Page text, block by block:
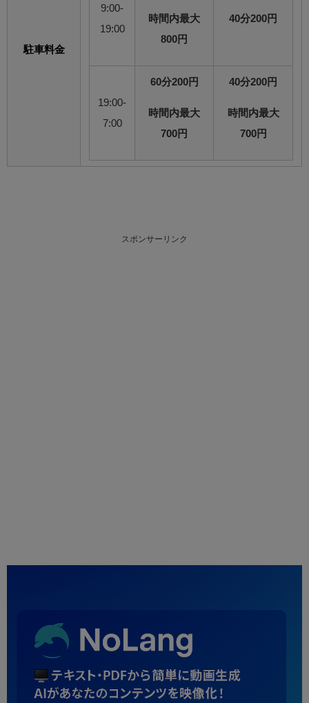
駐車料金
9:00-
19:00
時間内最大
800円
40分200円
19:00-
7:00
60分200円
時間内最大
700円
40分200円
時間内最大
700円
スポンサーリンク